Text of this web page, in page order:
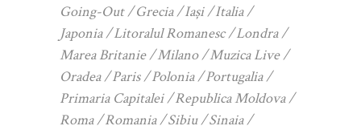
Going-Out
Grecia Iași
Italia
Japonia
Litoralul Romanesc
Londra
Marea Britanie
Milano
Muzica Live
Oradea
Paris Polonia
Portugalia
Primaria Capitalei
Republica Moldova
Roma
Romania Sibiu
Sinaia